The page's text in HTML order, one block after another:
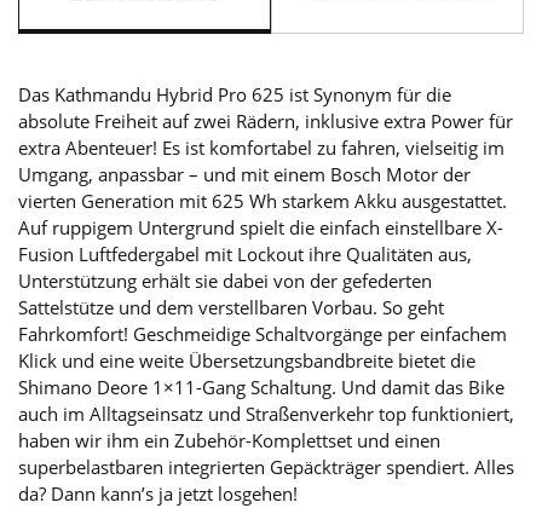
Das Kathmandu Hybrid Pro 625 ist Synonym für die
absolute Freiheit auf zwei Rädern, inklusive extra Power für
extra Abenteuer! Es ist komfortabel zu fahren, vielseitig im
Umgang, anpassbar – und mit einem Bosch Motor der
vierten Generation mit 625 Wh starkem Akku ausgestattet.
Auf ruppigem Untergrund spielt die einfach einstellbare X-
Fusion Luftfedergabel mit Lockout ihre Qualitäten aus,
Unterstützung erhält sie dabei von der gefederten
Sattelstütze und dem verstellbaren Vorbau. So geht
Fahrkomfort! Geschmeidige Schaltvorgänge per einfachem
Klick und eine weite Übersetzungsbandbreite bietet die
Shimano Deore 1×11-Gang Schaltung. Und damit das Bike
auch im Alltagseinsatz und Straßenverkehr top funktioniert,
haben wir ihm ein Zubehör-Komplettset und einen
superbelastbaren integrierten Gepäckträger spendiert. Alles
da? Dann kann’s ja jetzt losgehen!